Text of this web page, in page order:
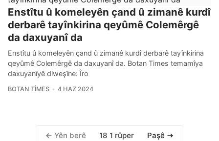
Enstîtu û komeleyên çand û zimanê kurdî
derbarê tayînkirina qeyûmê Colemêrgê
da daxuyanî da
Enstîtu û komeleyên çand û zimanê kurdî derbarê tayînkirina
qeyûmê Colemêrgê da daxuyanî da. Botan Times temamîya
daxuyanîyê diweşîne: Îro
BOTAN TIMES 4 HAZ 2024
Yên berê 18 1 rûper Paşê